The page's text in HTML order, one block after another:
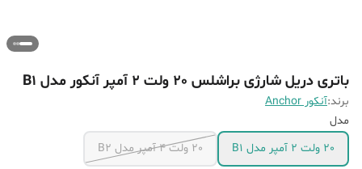
باتری دریل شارژی براشلس 20 ولت 2 آمپر آنکور مدل B1
برند:آنکور Anchor
مدل
20 ولت 2 آمپر مدل B1
20 ولت 4 آمپر مدل B2